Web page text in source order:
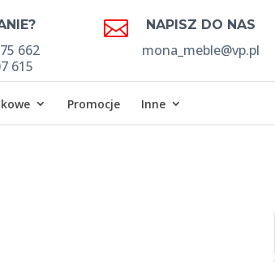
662
615
 NAPISZ DO NAS
mona_meble@vp.pl
Promocje Inne